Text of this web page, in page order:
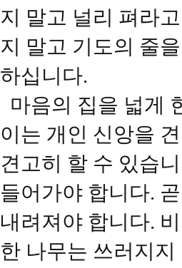
지 말고 널리 펴라
지 말고 기도의 줄
하십니다.
마음의 집을 넓게
이는 개인 신앙을
견고히 할 수 있습
들어가야 합니다.
내려져야 합니다.
한 나무는 쓰러지